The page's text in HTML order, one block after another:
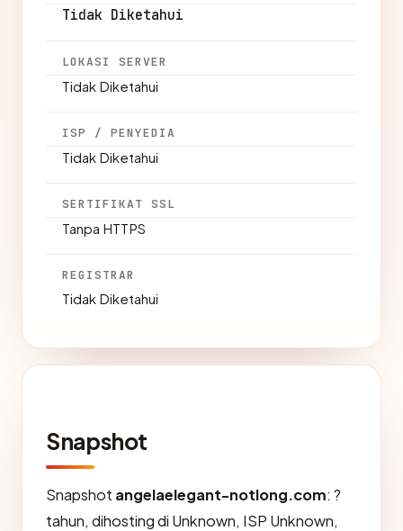
Tidak Diketahui
LOKASI SERVER
Tidak Diketahui
ISP / PENYEDIA
Tidak Diketahui
SERTIFIKAT SSL
Tanpa HTTPS
REGISTRAR
Tidak Diketahui
Snapshot
Snapshot angelaelegant-notlong.com: ?
tahun, dihosting di Unknown, ISP Unknown,